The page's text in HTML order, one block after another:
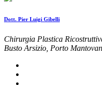
Dott. Pier Luigi Gibelli
Chirurgia Plastica
Busto Arsizio, Porto